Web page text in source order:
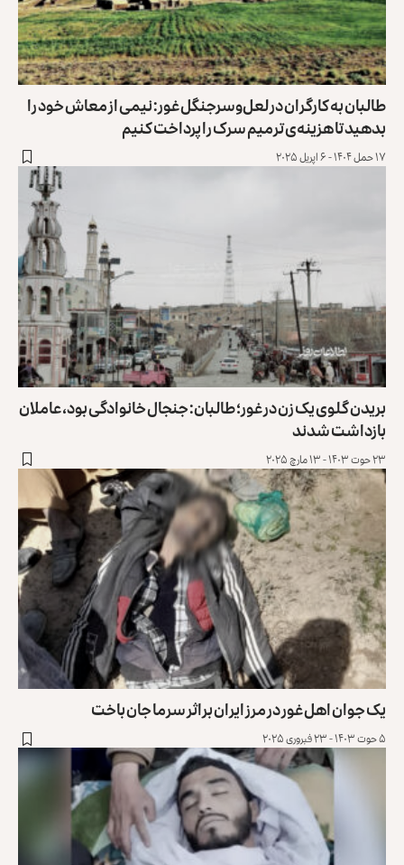
طالبان به کارگران در لعل‌وسرجنگل غور: نیمی از معاش خود را
بدهید تا هزینه‌ی ترمیم سرک را پرداخت کنیم
۱۷ حمل ۱۴۰۴ - ۶ اپریل ۲۰۲۵
بریدن گلوی یک زن در غور؛ طالبان: جنجال خانوادگی بود، عاملان
بازداشت شدند
۲۳ حوت ۱۴۰۳ - ۱۳ مارچ ۲۰۲۵
یک جوان اهل غور در مرز ایران براثر سرما جان باخت
۵ حوت ۱۴۰۳ - ۲۳ فبروری ۲۰۲۵